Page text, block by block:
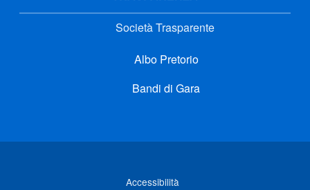
Società Trasparente
Albo Pretorio
Bandi di Gara
Accessibilità